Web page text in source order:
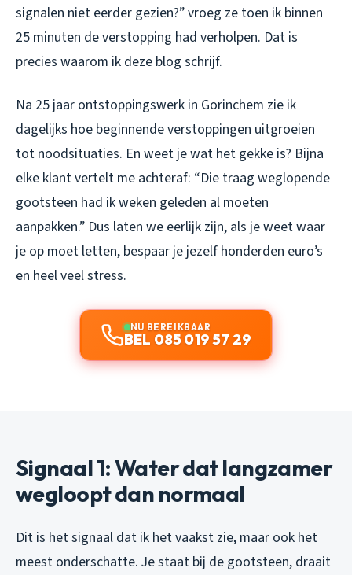
signalen niet eerder gezien?” vroeg ze toen ik binnen
25 minuten de verstopping had verholpen. Dat is
precies waarom ik deze blog schrijf.
Na 25 jaar ontstoppingswerk in Gorinchem zie ik
dagelijks hoe beginnende verstoppingen uitgroeien
tot noodsituaties. En weet je wat het gekke is? Bijna
elke klant vertelt me achteraf: “Die traag weglopende
gootsteen had ik weken geleden al moeten
aanpakken.” Dus laten we eerlijk zijn, als je weet waar
je op moet letten, bespaar je jezelf honderden euro’s
en heel veel stress.
NU BEREIKBAAR
BEL 085 019 57 29
Signaal 1: Water dat langzamer
wegloopt dan normaal
Dit is het signaal dat ik het vaakst zie, maar ook het
meest onderschatte. Je staat bij de gootsteen, draait